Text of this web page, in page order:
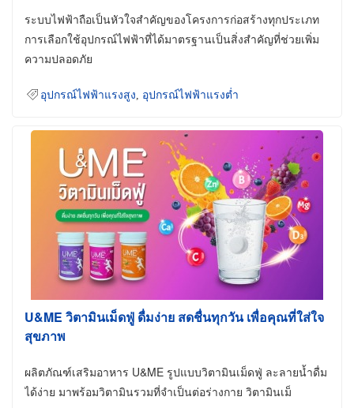
ระบบไฟฟ้าถือเป็นหัวใจสำคัญของโครงการก่อสร้างทุกประเภท
การเลือกใช้อุปกรณ์ไฟฟ้าที่ได้มาตรฐานเป็นสิ่งสำคัญที่ช่วยเพิ่ม
ความปลอดภัย
อุปกรณ์ไฟฟ้าแรงสูง อุปกรณ์ไฟฟ้าแรงต่ำ
U&ME วิตามินเม็ดฟู่ ดื่มง่าย สดชื่นทุกวัน เพื่อคุณที่ใส่ใจ
สุขภาพ
ผลิตภัณฑ์เสริมอาหาร U&ME รูปแบบวิตามินเม็ดฟู่ ละลายน้ำดื่ม
ได้ง่าย มาพร้อมวิตามินรวมที่จำเป็นต่อร่างกาย วิตามินเม็